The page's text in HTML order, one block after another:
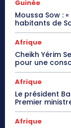
Guinée
Moussa Sow :
habitants de
Afrique
Cheikh Yérim
pour une
Afrique
Le président
Premier
Afrique